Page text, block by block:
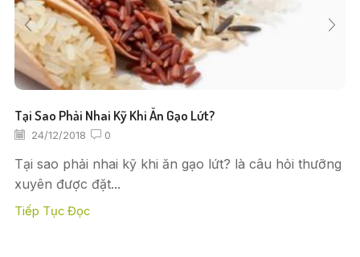
Tại Sao Phải Nhai Kỹ Khi Ăn Gạo Lứt?
24/12/2018 0
Tại sao phải nhai kỹ khi ăn gạo lứt? là câu hỏi thưỡng
xuyên được đặt...
Tiếp Tục Đọc